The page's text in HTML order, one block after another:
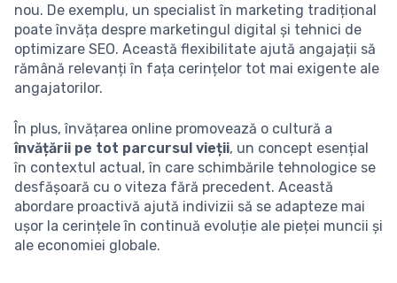
nou. De exemplu, un specialist în marketing tradițional
poate învăța despre marketingul digital și tehnici de
optimizare SEO. Această flexibilitate ajută angajații să
rămână relevanți în fața cerințelor tot mai exigente ale
angajatorilor.
În plus, învățarea online promovează o cultură a
învățării pe tot parcursul vieții, un concept esențial
în contextul actual, în care schimbările tehnologice se
desfășoară cu o viteza fără precedent. Această
abordare proactivă ajută indivizii să se adapteze mai
ușor la cerințele în continuă evoluție ale pieței muncii și
ale economiei globale.